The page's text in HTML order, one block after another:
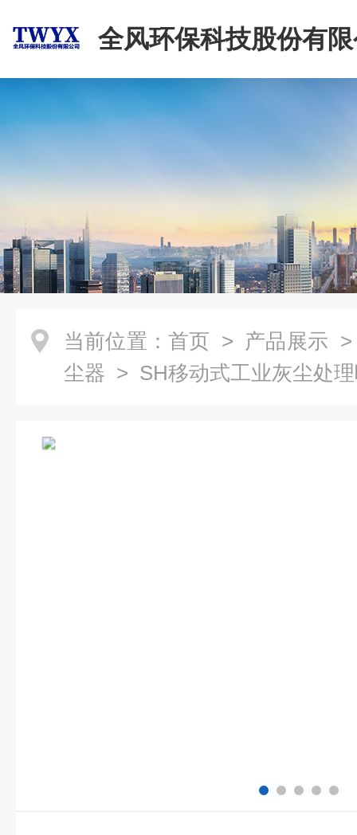
全风环保科技股份有
当前位置： 首页 > 产品展示
尘器 > SH移动式工业灰尘处